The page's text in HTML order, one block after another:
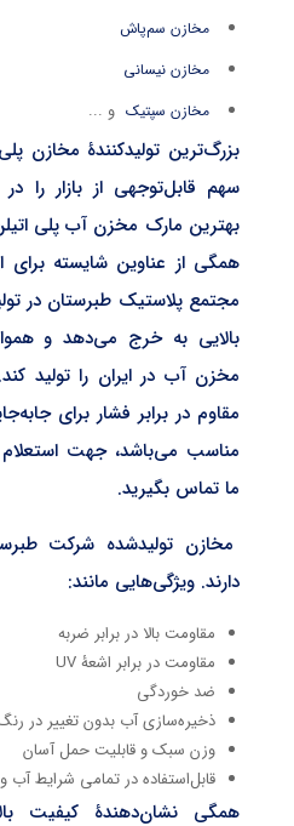
مخازن سم‌پاش
مخازن نیسانی
مخازن سپتیک و ...
بزرگ‌ترین تولیدکنندۀ مخازن
سهم قابل‌توجهی از بازار را در
بهترین مارک مخزن آب پلی
همگی از عناوین شایسته
مجتمع پلاستیک طبرستان در
بالایی به خرج می‌دهد و
مخزن آب در ایران را تولید
مقاوم در برابر فشار برای
مناسب می‌باشد، جهت استعلام
ما تماس بگیرید.
مخازن تولیدشده شرکت
دارند. ویژگی‌هایی مانند:
مقاومت بالا در برابر ضربه
مقاومت در برابر اشعۀ UV
ضد خوردگی
ذخیره‌سازی آب بدون تغییر در
وزن سبک و قابلیت حمل آسان
قابل‌استفاده در تمامی شرایط آب
همگی نشان‌دهندۀ کیفیت